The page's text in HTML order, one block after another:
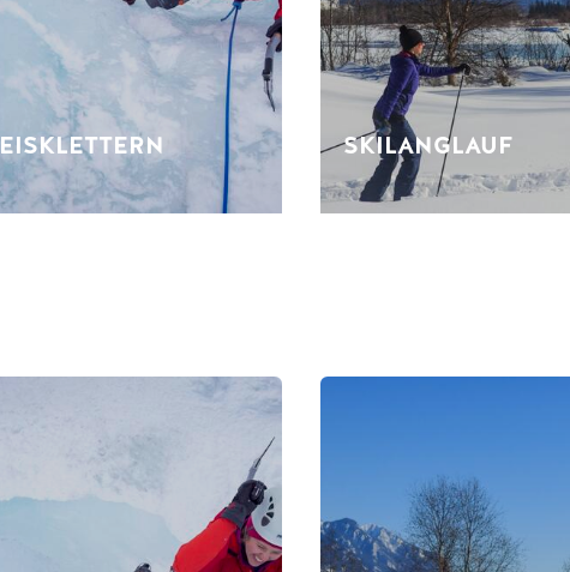
EISKLETTERN SKILANGLAUF